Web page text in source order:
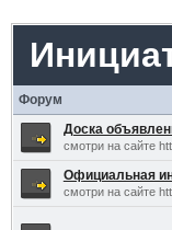
Форум
Доска
смотри на сайте
Официальная
смотри на сайте